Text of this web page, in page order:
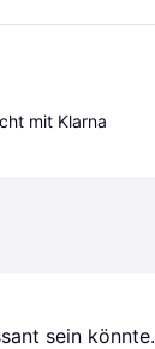
mit Klarna
sein könnte.